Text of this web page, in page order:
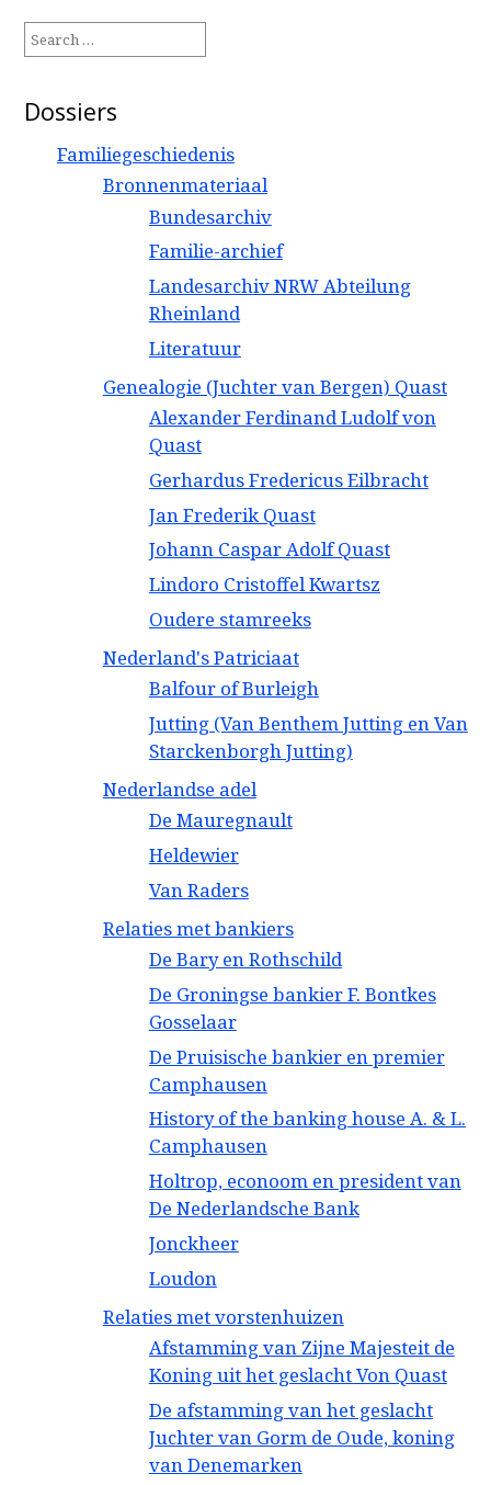
for:
Dossiers
Familiegeschiedenis
Bronnenmateriaal
Bundesarchiv
Familie-archief
Landesarchiv NRW Abteilung
Rheinland
Literatuur
Genealogie (Juchter van Bergen) Quast
Alexander Ferdinand Ludolf von
Quast
Gerhardus Fredericus Eilbracht
Jan Frederik Quast
Johann Caspar Adolf Quast
Lindoro Cristoffel Kwartsz
Oudere stamreeks
Nederland's Patriciaat
Balfour of Burleigh
Jutting (Van Benthem Jutting en Van
Starckenborgh Jutting)
Nederlandse adel
De Mauregnault
Heldewier
Van Raders
Relaties met bankiers
De Bary en Rothschild
De Groningse bankier F. Bontkes
Gosselaar
De Pruisische bankier en premier
Camphausen
History of the banking house A. & L.
Camphausen
Holtrop, econoom en president van
De Nederlandsche Bank
Jonckheer
Loudon
Relaties met vorstenhuizen
Afstamming van Zijne Majesteit de
Koning uit het geslacht Von Quast
De afstamming van het geslacht
Juchter van Gorm de Oude, koning
van Denemarken